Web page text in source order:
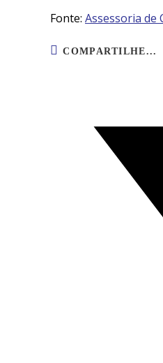
Fonte: Assessoria de
COMPARTILHE...